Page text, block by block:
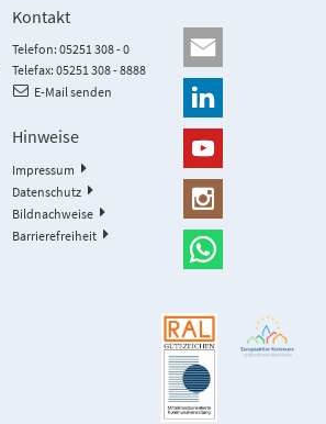
Kontakt
Telefon: 05251 308 - 0
Telefax: 05251 308 - 8888
E-Mail senden
Hinweise
Impressum
Datenschutz
Bildnachweise
Barrierefreiheit